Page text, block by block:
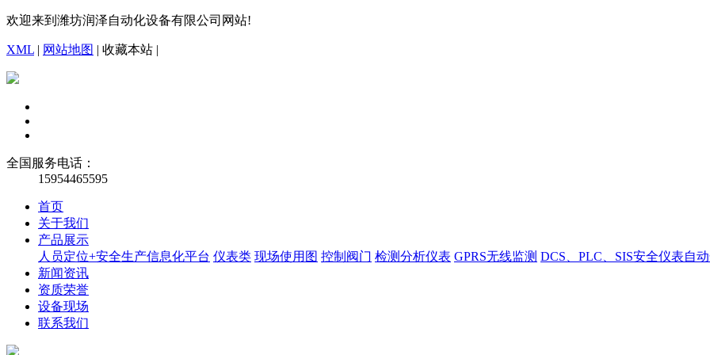
欢迎来到潍坊润泽自动化设备有限公司网站!
XML | 网站地图 | 收藏本站 |
全国服务电话：
15954465595
首页
关于我们
产品展示
人员定位+安全生产信息化平台 仪表类 现场使用图 控制阀门 检测分析仪表 GPRS无线监测 DCS、PLC、SIS安全仪表自
新闻资讯
资质荣誉
设备现场
联系我们